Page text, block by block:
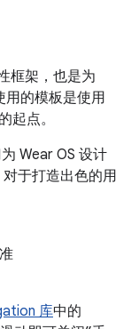
框架，也是为
用的模板是使用
起点。
Wear OS 设计
于打造出色的用
库中的